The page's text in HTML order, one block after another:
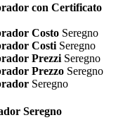
con Certificato
Costo Seregno
Costi Seregno
Prezzi Seregno
Prezzo Seregno
Seregno
Seregno